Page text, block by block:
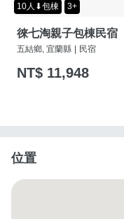
10人⬇包棟 3+
徠七淘親子包棟民宿
五結鄉, 宜蘭縣 | 民宿
NT$ 11,948
位置